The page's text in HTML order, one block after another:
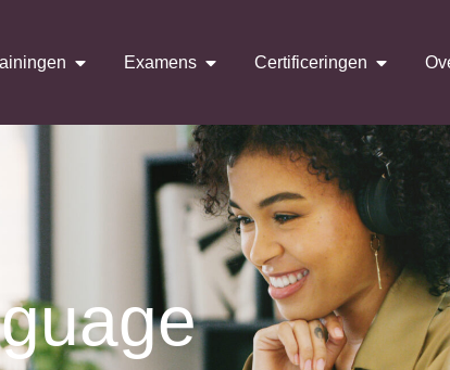
Examens Certificeringen